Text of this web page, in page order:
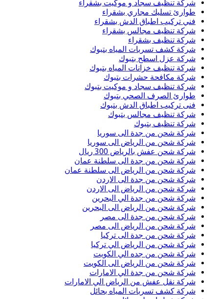
شركة تنظيف سجاد و موكيت بشقراء
طوارئ تسليك مجاري بشقراء
فني تركيب اطباق الدش بشقراء
شركة تنظيف مجالس بشقراء
شركة تنظيف بشقراء
شركة كشف تسربات المياه بتبوك
شركة عزل اسطح بتبوك
شركة تنظيف خزانات المياه بتبوك
شركة مكافحة حشرات بتبوك
شركة تنظيف سجاد و موكيت بتبوك
طوارئ الصرف الصحي بتبوك
فنى تركيب اطباق الدش بتبوك
شركة تنظيف مجالس بتبوك
شركة تنظيف بتبوك
شركة شحن من جدة الى سوريا
شركة شحن من الرياض الى سوريا
شركة شحن عفش بالرياض 300 ريال
شركة شحن من جدة الى سلطنة عمان
شركة شحن من الرياض الى سلطنة عمان
شركة شحن من جدة الى الاردن
شركة شحن من الرياض الى الاردن
شركة شحن من جدة الي البحرين
شركة شحن من الرياض الى البحرين
شركة شحن من جدة الى مصر
شركة شحن من الرياض الى مصر
شركة شحن من جدة الى تركيا
شركة شحن من الرياض الي تركيا
شركة شحن من جده الي الكويت
شركة شحن من الرياض الى الكويت
شركة شحن من جدة الي الامارات
شركة نقل عفش من الرياض الي الامارات
شركة كشف تسربات المياه بحائل